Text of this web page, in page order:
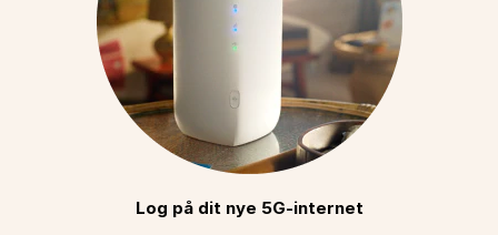
Log på dit nye 5G-internet